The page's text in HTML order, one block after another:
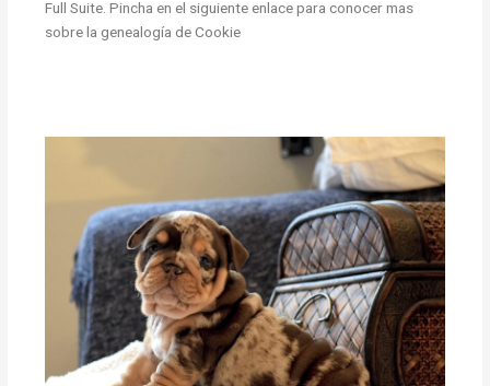
Full Suite. Pincha en el siguiente enlace para conocer mas
sobre la genealogía de Cookie